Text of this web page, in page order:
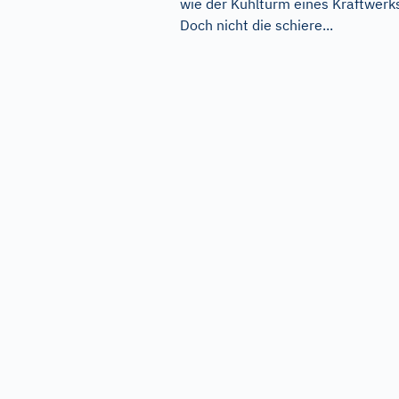
wie der Kühlturm eines
Doch nicht die schiere...